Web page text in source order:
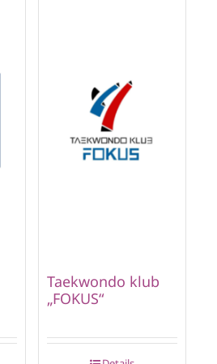
Taekwondo klub
„FOKUS“